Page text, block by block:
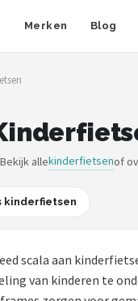
Merken Blog
Bekijk allekinderfietsenof
kinderfietsen
scala aan
van kinderen te